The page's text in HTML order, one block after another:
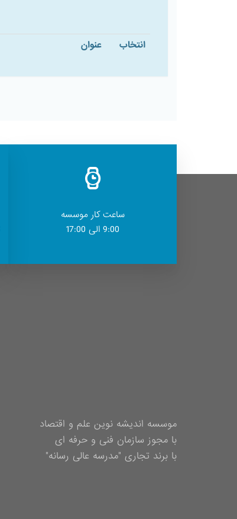
انتخاب عنوان
ساعت کار موسسه
9:00 الی 17:00
موسسه اندیشه نوین علم و اقتصاد
با مجوز سازمان فنی و حرفه ای
با برند تجاری "مدرسه عالی رسانه"